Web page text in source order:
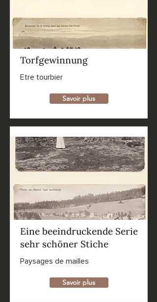
Torfgewinnung
Etre tourbier
Savoir plus
Eine beeindruckende Serie
sehr schöner Stiche
Paysages de mailles
Savoir plus